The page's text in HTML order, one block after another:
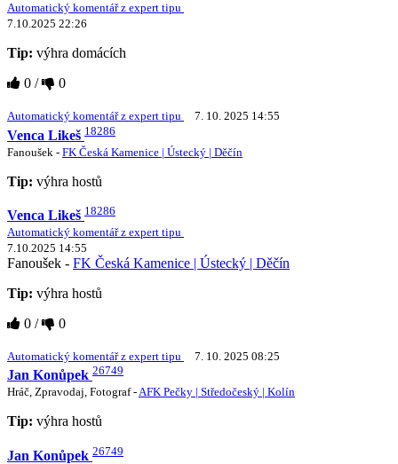
Automatický komentář z expert tipu
7.10.2025 22:26
Tip: výhra domácích
0 / 0
Automatický komentář z expert tipu 7. 10. 2025 14:55
Venca Likeš 18286
Fanoušek - FK Česká Kamenice | Ústecký | Děčín
Tip: výhra hostů
Venca Likeš 18286
Automatický komentář z expert tipu
7.10.2025 14:55
Fanoušek - FK Česká Kamenice | Ústecký | Děčín
Tip: výhra hostů
0 / 0
Automatický komentář z expert tipu 7. 10. 2025 08:25
Jan Konůpek 26749
Hráč, Zpravodaj, Fotograf -AFK Pečky | Středočeský | Kolín
Tip: výhra hostů
Jan Konůpek 26749